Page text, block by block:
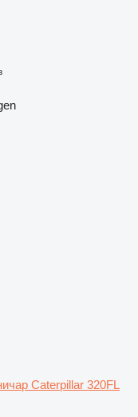
Caterpillar 320FL